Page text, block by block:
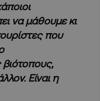
να μάθουμε κι
που
Είναι η